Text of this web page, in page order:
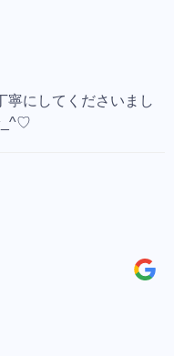
寧にしてくださいまし